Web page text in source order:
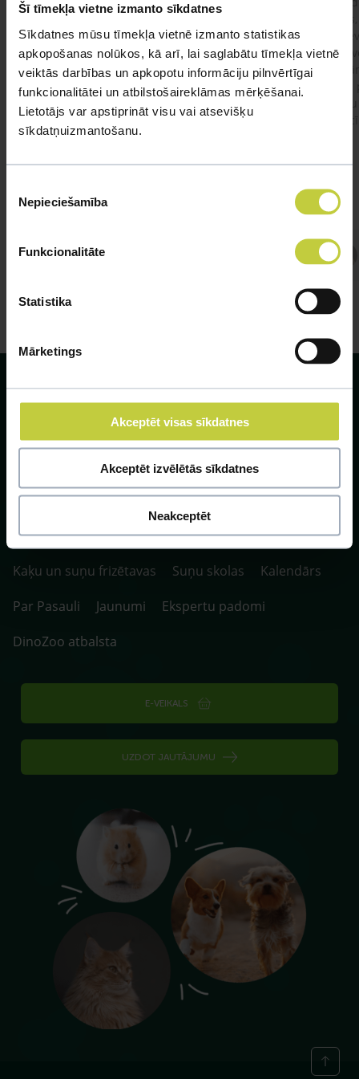
Šī tīmekļa vietne izmanto sīkdatnes
Sīkdatnes mūsu tīmekļa vietnē izmanto statistikas
apkopošanas nolūkos, kā arī, lai saglabātu tīmekļa vietnē
veiktās darbības un apkopotu informāciju pilnvērtīgai
funkcionalitātei un atbilstošaireklāmas mērķēšanai.
Lietotājs var apstiprināt visu vai atsevišķu
sīkdatņuizmantošanu.
izvēle
Nepieciešamība
Funkcionalitāte
Statistika
Mārketings
Akceptēt visas sīkdatnes
Akceptēt izvēlētās sīkdatnes
Neakceptēt
garnelēm kārbiņās apakšā.Kādas sekas varētu
būt?Kā kaķis varētu reağēt...Ko darīt?
#kakis #apedis #plevi
Atbild Veterinārārsts,
SIA ZOO Centrs, LV40003622166,
Vienības gatve 109, Rīga, Latvija, LV-1058.
P. 10:00-20:00 / S.SV. 10:00-16:00
Fotokonkurss
Klīnikas un aptiekas
Kaķu un suņu frizētavas
Suņu skolas
Kalendārs
Par Pasauli
Jaunumi
Ekspertu padomi
DinoZoo atbalsta
E-VEIKALS
UZDOT JAUTĀJUMU